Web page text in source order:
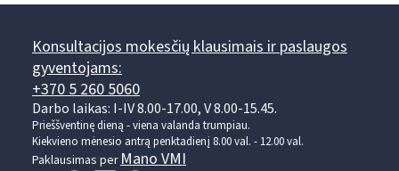
Konsultacijos mokesčių klausimais ir paslaugos
gyventojams:
+370 5 260 5060
Darbo laikas: I-IV 8.00-17.00, V 8.00-15.45.
Prieššventinę dieną - viena valanda trumpiau.
Kiekvieno mėnesio antrą penktadienį 8.00 val. - 12.00 val.
Paklausimas per Mano VMI